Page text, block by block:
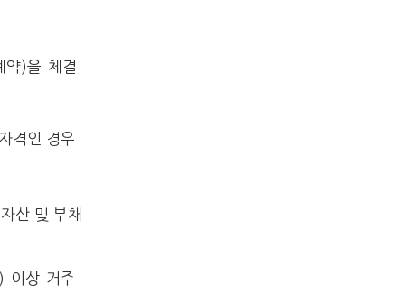
약)을 체결
격인 경우
산 및 부채
이상 거주